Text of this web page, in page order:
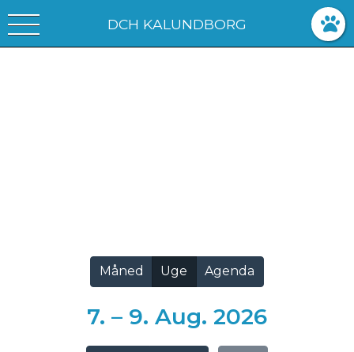
DCH KALUNDBORG
7. – 9. Aug. 2026
Måned Uge Agenda